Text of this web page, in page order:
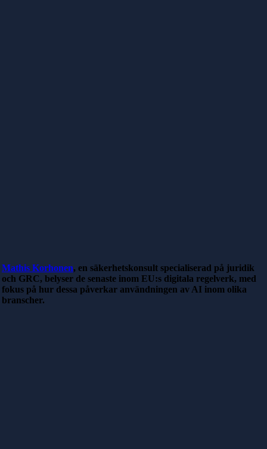
Mathis Korhonen, en säkerhetskonsult specialiserad på juridik
och GRC, belyser de senaste inom EU:s digitala regelverk, med
fokus på hur dessa påverkar användningen av AI inom olika
branscher.